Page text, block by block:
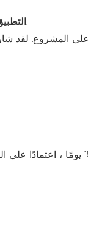
الاستجابة لمرض مفاجئ يؤدي إلى حاجة إلى عزل المرضى أو توسيع المستشفى.
وقت التثبيت القصير ، من